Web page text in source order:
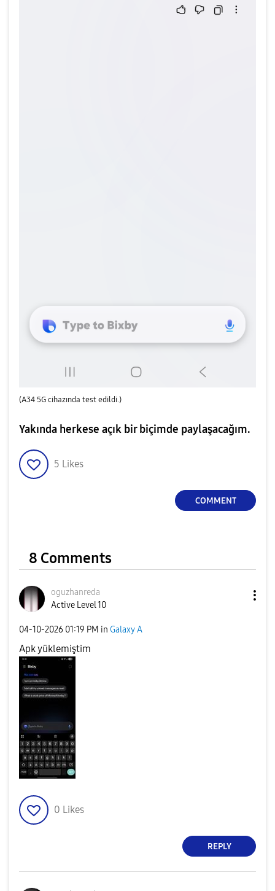
(A34 5G cihazında test edildi.)
Yakında herkese açık bir biçimde paylaşacağım.
5 Likes
COMMENT
8 Comments
oguzhanreda
Active Level 10
‎04-10-2026 01:19 PM in Galaxy A
Apk yüklemiştim
0 Likes
REPLY